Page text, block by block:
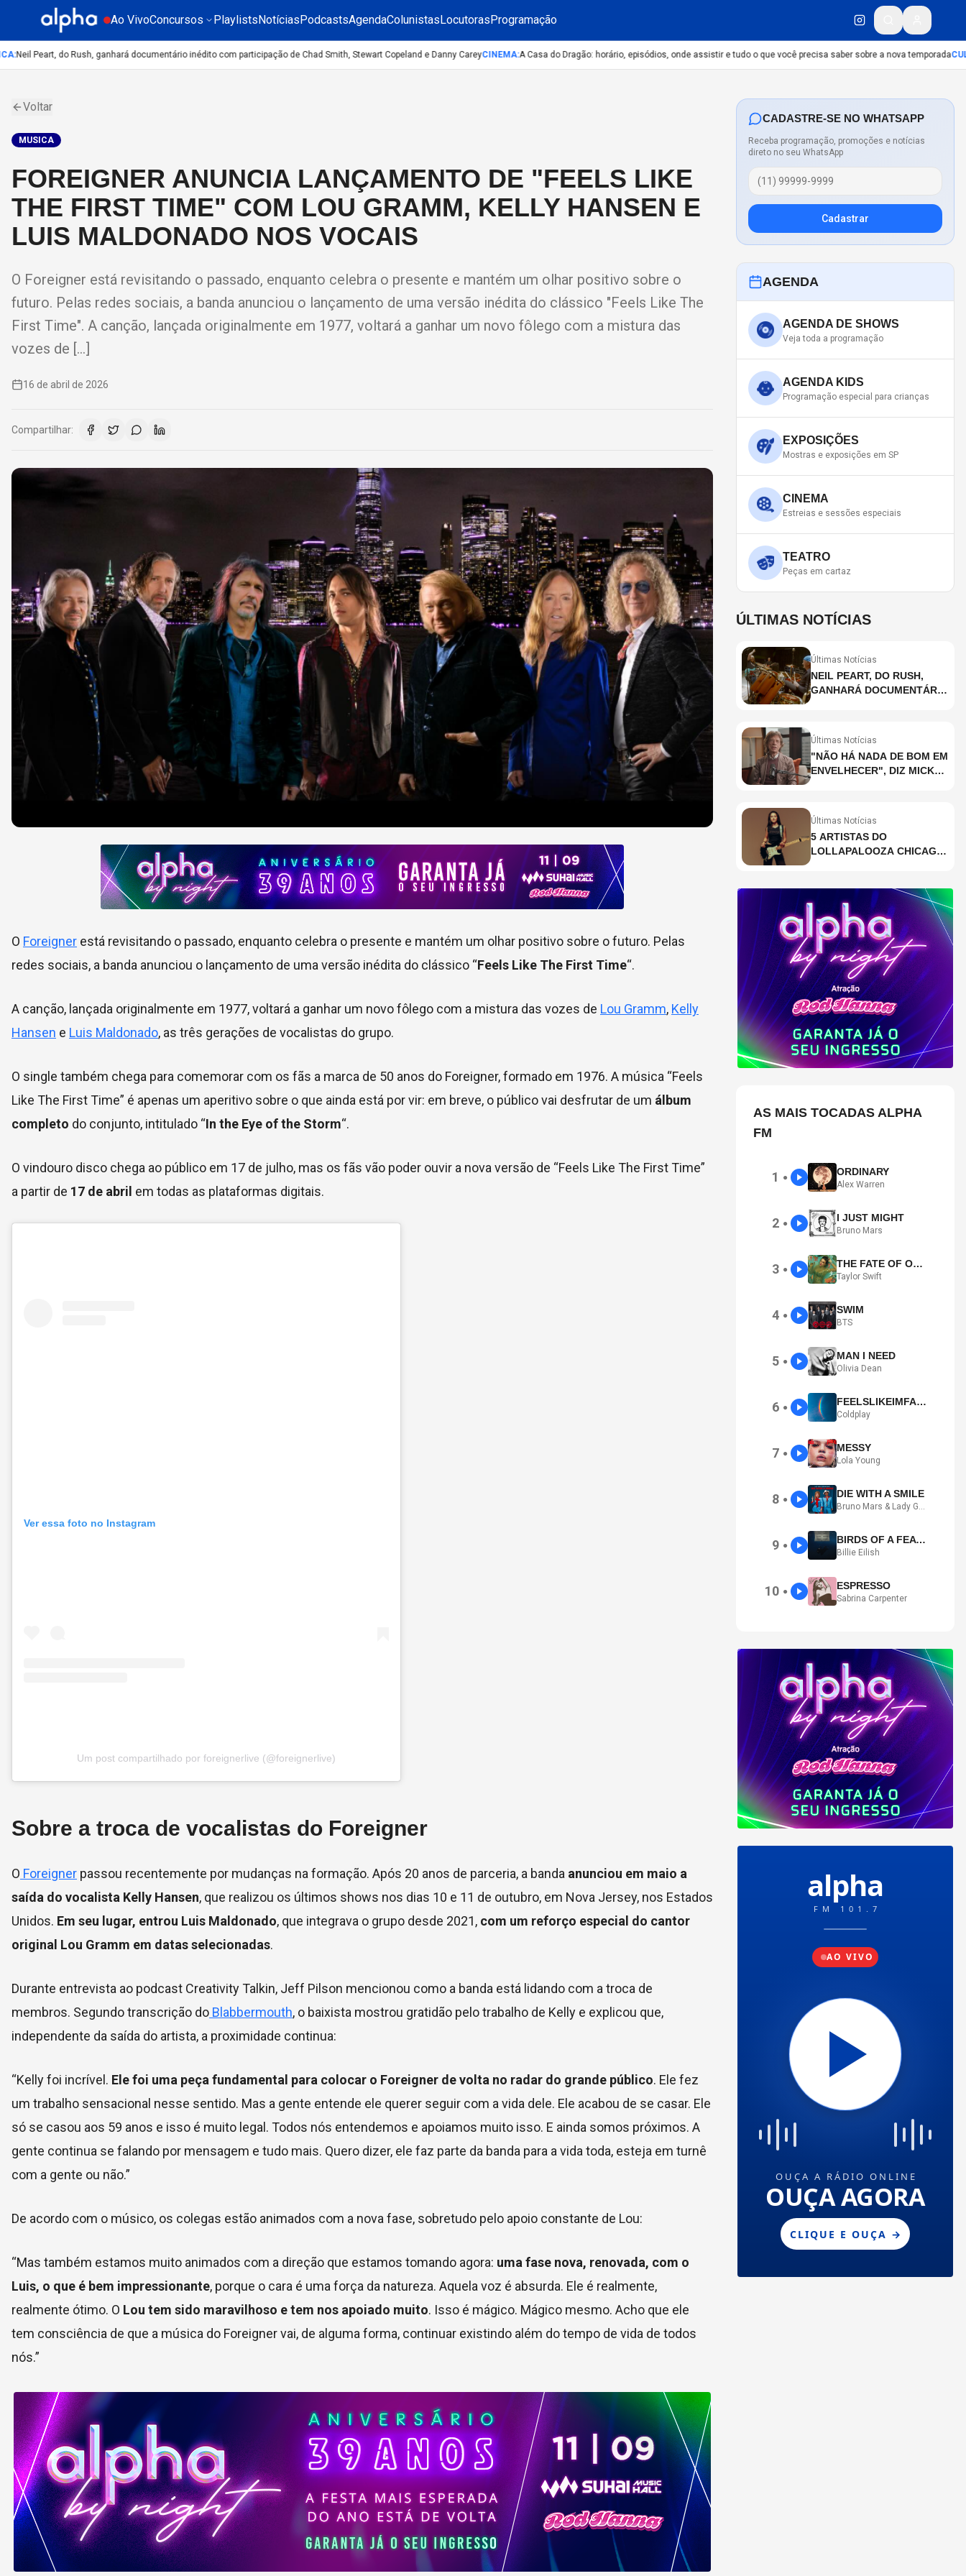
Ao VivoConcursos PlaylistsNotíciasPodcastsAgendaColunistasLocutorasProgramação
:Neil Peart, do Rush, ganhará documentário inédito com participação de Chad Smith, Stewart Copeland e Danny CareyCINEMA:A Casa do Dragão: horário, episódios, onde assistir e tudo o que você precisa saber sobre a nova temporada
Voltar
MUSICA
FOREIGNER ANUNCIA LANÇAMENTO DE "FEELS LIKE
THE FIRST TIME" COM LOU GRAMM, KELLY HANSEN E
LUIS MALDONADO NOS VOCAIS
O Foreigner está revisitando o passado, enquanto celebra o presente e mantém um olhar positivo sobre o
futuro. Pelas redes sociais, a banda anunciou o lançamento de uma versão inédita do clássico "Feels Like The
First Time". A canção, lançada originalmente em 1977, voltará a ganhar um novo fôlego com a mistura das
vozes de […]
16 de abril de 2026
Compartilhar:
O Foreigner está revisitando o passado, enquanto celebra o presente e mantém um olhar positivo sobre o futuro. Pelas
redes sociais, a banda anunciou o lançamento de uma versão inédita do clássico “Feels Like The First Time“.
A canção, lançada originalmente em 1977, voltará a ganhar um novo fôlego com a mistura das vozes de Lou Gramm, Kelly
Hansen e Luis Maldonado, as três gerações de vocalistas do grupo.
O single também chega para comemorar com os fãs a marca de 50 anos do Foreigner, formado em 1976. A música “Feels
Like The First Time” é apenas um aperitivo sobre o que ainda está por vir: em breve, o público vai desfrutar de um álbum
completo do conjunto, intitulado “In the Eye of the Storm“.
O vindouro disco chega ao público em 17 de julho, mas os fãs vão poder ouvir a nova versão de “Feels Like The First Time”
a partir de 17 de abril em todas as plataformas digitais.
Ver essa foto no Instagram
Um post compartilhado por foreignerlive (@foreignerlive)
Sobre a troca de vocalistas do Foreigner
O Foreigner passou recentemente por mudanças na formação. Após 20 anos de parceria, a banda anunciou em maio a
saída do vocalista Kelly Hansen, que realizou os últimos shows nos dias 10 e 11 de outubro, em Nova Jersey, nos Estados
Unidos. Em seu lugar, entrou Luis Maldonado, que integrava o grupo desde 2021, com um reforço especial do cantor
original Lou Gramm em datas selecionadas.
Durante entrevista ao podcast Creativity Talkin, Jeff Pilson mencionou como a banda está lidando com a troca de
membros. Segundo transcrição do Blabbermouth, o baixista mostrou gratidão pelo trabalho de Kelly e explicou que,
independente da saída do artista, a proximidade continua:
“Kelly foi incrível. Ele foi uma peça fundamental para colocar o Foreigner de volta no radar do grande público. Ele fez
um trabalho sensacional nesse sentido. Mas a gente entende ele querer seguir com a vida dele. Ele acabou de se casar. Ele
só se casou aos 59 anos e isso é muito legal. Todos nós entendemos e apoiamos muito isso. E ainda somos próximos. A
gente continua se falando por mensagem e tudo mais. Quero dizer, ele faz parte da banda para a vida toda, esteja em turnê
com a gente ou não.”
De acordo com o músico, os colegas estão animados com a nova fase, sobretudo pelo apoio constante de Lou:
“Mas também estamos muito animados com a direção que estamos tomando agora: uma fase nova, renovada, com o
Luis, o que é bem impressionante, porque o cara é uma força da natureza. Aquela voz é absurda. Ele é realmente,
realmente ótimo. O Lou tem sido maravilhoso e tem nos apoiado muito. Isso é mágico. Mágico mesmo. Acho que ele
tem consciência de que a música do Foreigner vai, de alguma forma, continuar existindo além do tempo de vida de todos
nós.”
CADASTRE-SE NO WHATSAPP
Receba programação, promoções e notícias
direto no seu WhatsApp
Cadastrar
AGENDA
AGENDA DE SHOWS
Veja toda a programação
AGENDA KIDS
Programação especial para crianças
EXPOSIÇÕES
Mostras e exposições em SP
CINEMA
Estreias e sessões especiais
TEATRO
Peças em cartaz
ÚLTIMAS NOTÍCIAS
Últimas Notícias
NEIL PEART, DO RUSH,
GANHARÁ DOCUMENTÁRIO
SMITH, STEWART
CAREY
Últimas Notícias
"NÃO HÁ NADA DE BOM EM
ENVELHECER", DIZ MICK
Últimas Notícias
5 ARTISTAS DO
LOLLAPALOOZA CHICAGO
AS MAIS TOCADAS ALPHA
FM
1 ● ORDINARY
Alex Warren
2 ● I JUST MIGHT
Bruno Mars
3 ● THE FATE OF OPHELIA
Taylor Swift
4 ● SWIM
BTS
5 ● MAN I NEED
Olivia Dean
6 ● FEELSLIKEIMFALLINGINLOVE
Coldplay
7 ● MESSY
Lola Young
8 ● DIE WITH A SMILE
Bruno Mars & Lady Gaga
9 ● BIRDS OF A FEATHER
Billie Eilish
10 ● ESPRESSO
Sabrina Carpenter